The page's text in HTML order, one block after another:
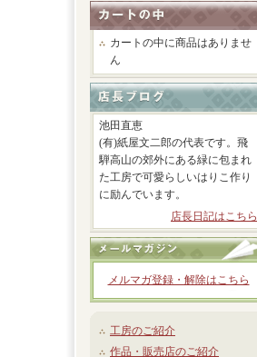
カートの中に商品はありませ
ん
池田直恵
(有)紙屋文二郎の代表です。飛
騨高山の郊外にある緑に包まれ
た工房で可愛らしいはりこ作り
に励んでいます。
店長日記はこちら
メルマガ登録・解除はこちら
工房のご紹介
作品・販売店のご紹介